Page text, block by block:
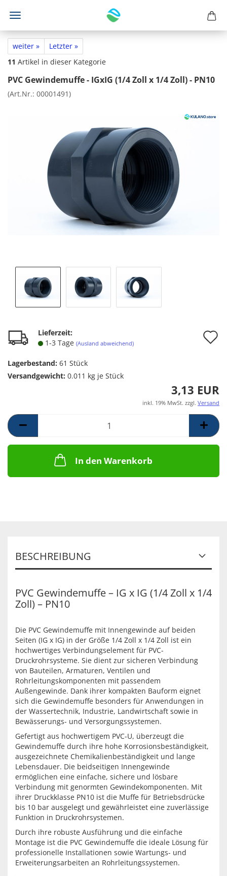
weiter »
Letzter »
11 Artikel in dieser Kategorie
PVC Gewindemuffe - IGxIG (1/4 Zoll x 1/4 Zoll) - PN10
(Art.Nr.: 00001491)
Lieferzeit:
1-3 Tage (Ausland abweichend)
Lagerbestand: 61 Stück
Versandgewicht: 0.011 kg je Stück
3,13 EUR
inkl. 19% MwSt. zzgl. Versand
In den Warenkorb
BESCHREIBUNG
PVC Gewindemuffe – IG x IG (1/4 Zoll x 1/4
Zoll) – PN10
Die PVC Gewindemuffe mit Innengewinde auf beiden
Seiten (IG x IG) in der Größe 1/4 Zoll x 1/4 Zoll ist ein
hochwertiges Verbindungselement für PVC-
Druckrohrsysteme. Sie dient zur sicheren Verbindung
von Bauteilen, Armaturen, Ventilen und
Rohrleitungskomponenten mit passendem
Außengewinde. Dank ihrer kompakten Bauform eignet
sich die Gewindemuffe besonders für Anwendungen in
der Wassertechnik, Industrie, Landwirtschaft sowie in
Bewässerungs- und Versorgungssystemen.
Gefertigt aus hochwertigem PVC-U, überzeugt die
Gewindemuffe durch ihre hohe Korrosionsbeständigkeit,
ausgezeichnete Chemikalienbeständigkeit und lange
Lebensdauer. Die beidseitigen Innengewinde
ermöglichen eine einfache, sichere und lösbare
Verbindung mit genormten Gewindekomponenten. Mit
ihrer Druckklasse PN10 ist die Muffe für Betriebsdrücke
bis 10 bar ausgelegt und gewährleistet eine zuverlässige
Funktion in Druckrohrsystemen.
Durch ihre robuste Ausführung und die einfache
Montage ist die PVC Gewindemuffe die ideale Lösung für
professionelle Installationen sowie Wartungs- und
Erweiterungsarbeiten an Rohrleitungssystemen.